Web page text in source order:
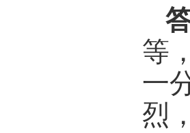
等
一
烈